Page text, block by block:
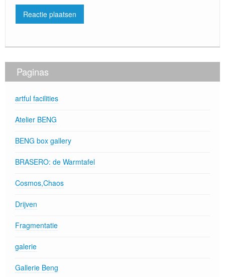
Paginas
artful facilities
Atelier BENG
BENG box gallery
BRASERO: de Warmtafel
Cosmos,Chaos
Drijven
Fragmentatie
galerie
Gallerie Beng